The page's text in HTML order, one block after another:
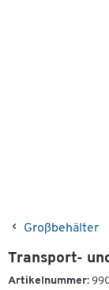
Großbehälter
Transport-
Artikelnummer: